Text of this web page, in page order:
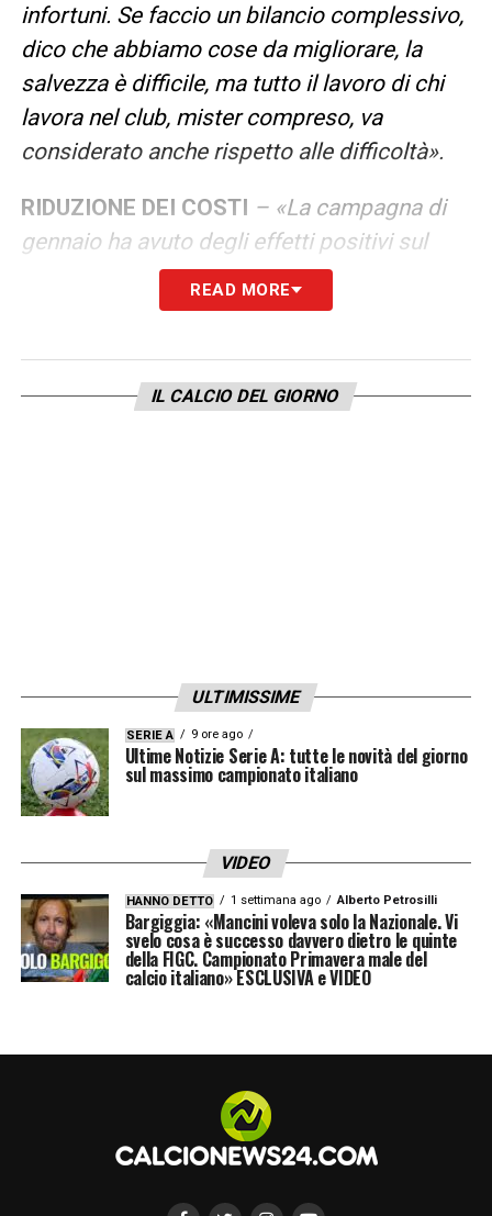
infortuni. Se faccio un bilancio complessivo,
dico che abbiamo cose da migliorare, la
salvezza è difficile, ma tutto il lavoro di chi
lavora nel club, mister compreso, va
considerato anche rispetto alle difficoltà».
RIDUZIONE DEI COSTI – «La campagna di
gennaio ha avuto degli effetti positivi sul
bilancio, ma ci siamo presi degli impegni
come nel riscatto di Nicolussi in caso di
importante e i numeri ci impongono di porvi
attenzione. Noi cerchiamo di ridurre
consapevolezza è che le nostre azioni hanno
invertito la tendenza negativa del 2024, con
il bilancio del 2025 sarà sicuramente in
controtendenza»
–«All’infortunio di Suzuki,
qualcuno diceva che avevamo due terzi
portieri. Io riporto i fatti: quando è successo
io e Pettinà abbiamo convocato e dato
fiducia a Corvi e Rinaldi, ribadendo anche
rapporti con Guaita, anche per motivi suoi
personali. Avremo un mese in cui Corvi e
READ MORE
IL CALCIO DEL GIORNO
ULTIMISSIME
SERIE A 9 ore ago
Ultime Notizie Serie A: tutte le novità del giorno
sul massimo campionato italiano
VIDEO
HANNO DETTO 1 settimana ago Alberto Petrosilli
Bargiggia: «Mancini voleva solo la Nazionale. Vi
svelo cosa è successo davvero dietro le quinte
della FIGC. Campionato Primavera male del
calcio italiano» ESCLUSIVA e VIDEO